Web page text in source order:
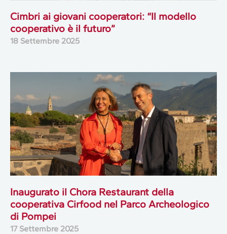
Cimbri ai giovani cooperatori: “Il modello
cooperativo è il futuro”
18 Settembre 2025
Inaugurato il Chora Restaurant della
cooperativa Cirfood nel Parco Archeologico
di Pompei
17 Settembre 2025